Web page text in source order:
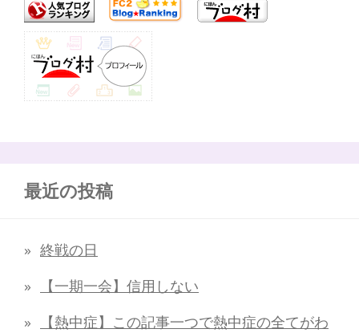
最近の投稿
終戦の日
【一期一会】信用しない
【熱中症】この記事一つで熱中症の全てがわ